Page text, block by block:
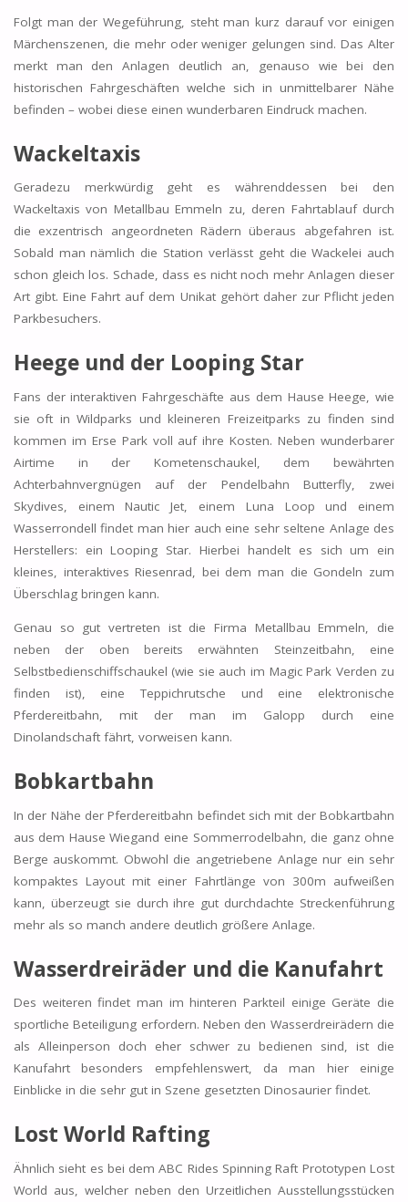
Folgt man der Wegeführung, steht man kurz darauf vor einigen
Märchenszenen, die mehr oder weniger gelungen sind. Das Alter
merkt man den Anlagen deutlich an, genauso wie bei den
historischen Fahrgeschäften welche sich in unmittelbarer Nähe
befinden – wobei diese einen wunderbaren Eindruck machen.
Wackeltaxis
Geradezu merkwürdig geht es währenddessen bei den
Wackeltaxis von Metallbau Emmeln zu, deren Fahrtablauf durch
die exzentrisch angeordneten Rädern überaus abgefahren ist.
Sobald man nämlich die Station verlässt geht die Wackelei auch
schon gleich los. Schade, dass es nicht noch mehr Anlagen dieser
Art gibt. Eine Fahrt auf dem Unikat gehört daher zur Pflicht jeden
Parkbesuchers.
Heege und der Looping Star
Fans der interaktiven Fahrgeschäfte aus dem Hause Heege, wie
sie oft in Wildparks und kleineren Freizeitparks zu finden sind
kommen im Erse Park voll auf ihre Kosten. Neben wunderbarer
Airtime in der Kometenschaukel, dem bewährten
Achterbahnvergnügen auf der Pendelbahn Butterfly, zwei
Skydives, einem Nautic Jet, einem Luna Loop und einem
Wasserrondell findet man hier auch eine sehr seltene Anlage des
Herstellers: ein Looping Star. Hierbei handelt es sich um ein
kleines, interaktives Riesenrad, bei dem man die Gondeln zum
Überschlag bringen kann.
Genau so gut vertreten ist die Firma Metallbau Emmeln, die
neben der oben bereits erwähnten Steinzeitbahn, eine
Selbstbedienschiffschaukel (wie sie auch im Magic Park Verden zu
finden ist), eine Teppichrutsche und eine elektronische
Pferdereitbahn, mit der man im Galopp durch eine
Dinolandschaft fährt, vorweisen kann.
Bobkartbahn
In der Nähe der Pferdereitbahn befindet sich mit der Bobkartbahn
aus dem Hause Wiegand eine Sommerrodelbahn, die ganz ohne
Berge auskommt. Obwohl die angetriebene Anlage nur ein sehr
kompaktes Layout mit einer Fahrtlänge von 300m aufweißen
kann, überzeugt sie durch ihre gut durchdachte Streckenführung
mehr als so manch andere deutlich größere Anlage.
Wasserdreiräder und die Kanufahrt
Des weiteren findet man im hinteren Parkteil einige Geräte die
sportliche Beteiligung erfordern. Neben den Wasserdreirädern die
als Alleinperson doch eher schwer zu bedienen sind, ist die
Kanufahrt besonders empfehlenswert, da man hier einige
Einblicke in die sehr gut in Szene gesetzten Dinosaurier findet.
Lost World Rafting
Ähnlich sieht es bei dem ABC Rides Spinning Raft Prototypen Lost
World aus, welcher neben den Urzeitlichen Ausstellungsstücken